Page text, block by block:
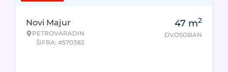
Novi Majur
PETROVARADIN
ŠIFRA: #570382
47 m2
DVOSOBAN